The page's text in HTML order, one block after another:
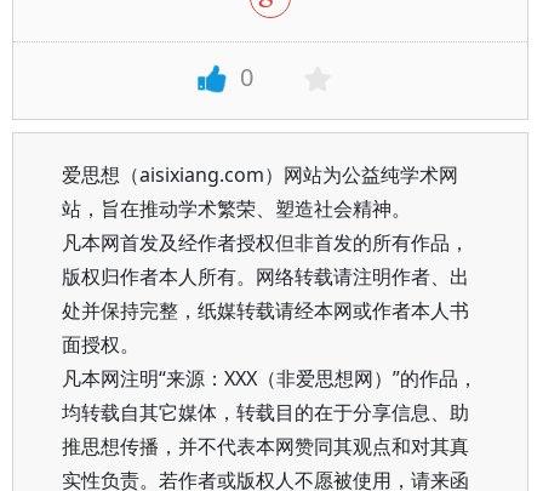
0
爱思想（aisixiang.com）网站为公益纯学术网
站，旨在推动学术繁荣、塑造社会精神。
凡本网首发及经作者授权但非首发的所有作品，
版权归作者本人所有。网络转载请注明作者、出
处并保持完整，纸媒转载请经本网或作者本人书
面授权。
凡本网注明“来源：XXX（非爱思想网）”的作品，
均转载自其它媒体，转载目的在于分享信息、助
推思想传播，并不代表本网赞同其观点和对其真
实性负责。若作者或版权人不愿被使用，请来函